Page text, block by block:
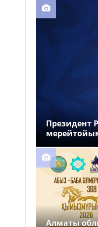
Президент
Алматы